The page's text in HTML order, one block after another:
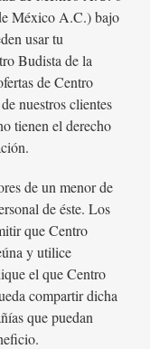
México A.C.) bajo
usar tu
Budista de la
de Centro
nuestros clientes
tienen el derecho
de un menor de
de éste. Los
que Centro
y utilice
el que Centro
compartir dicha
que puedan